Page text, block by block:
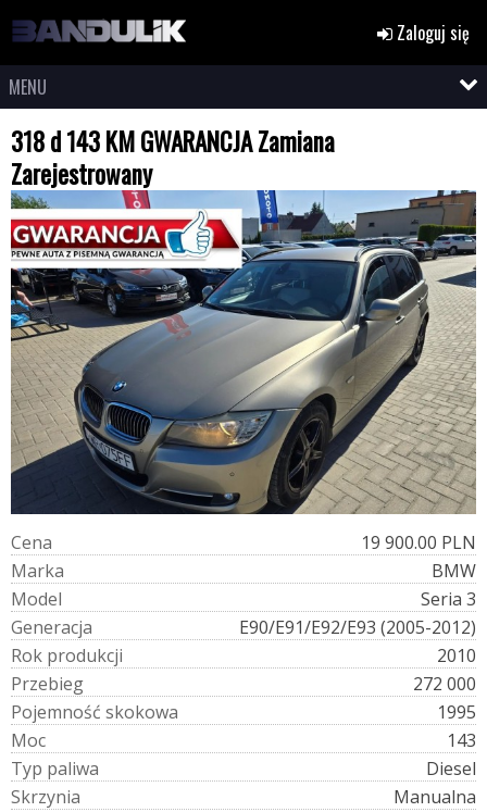
Zaloguj się
MENU
318 d 143 KM GWARANCJA Zamiana
Zarejestrowany
Cena
19 900.00 PLN
Marka
BMW
Model
Seria 3
Generacja
E90/E91/E92/E93 (2005-2012)
Rok produkcji
2010
Przebieg
272 000
Pojemność skokowa
1995
Moc
143
Typ paliwa
Diesel
Skrzynia
Manualna